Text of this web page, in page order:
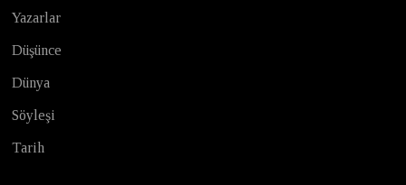
Yazarlar
Düşünce
Dünya
Söyleşi
Tarih